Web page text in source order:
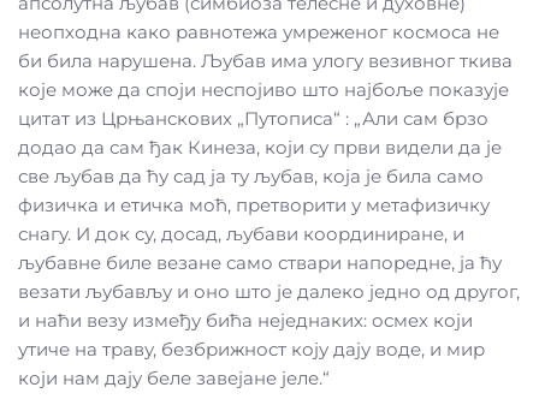
неопходна како равнотежа умреженог космоса не
би била нарушена. Љубав има улогу везивног ткива
које може да споји неспојиво што најбоље показује
цитат из Црњанскових „Путописа“ : „Али сам брзо
додао да сам ђак Кинеза, који су први видели да је
све љубав да ћу сад ја ту љубав, која је била само
физичка и етичка моћ, претворити у метафизичку
снагу. И док су, досад, љубави координиране, и
љубавне биле везане само ствари напоредне, ја ћу
везати љубављу и оно што је далеко једно од другог,
и наћи везу између бића неједнаких: осмех који
утиче на траву, безбрижност коју дају воде, и мир
који нам дају беле завејане јеле.“